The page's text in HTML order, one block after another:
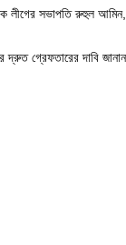
লীগের সভাপতি রুহুল
দ্রুত গ্রেফতারের দাবি